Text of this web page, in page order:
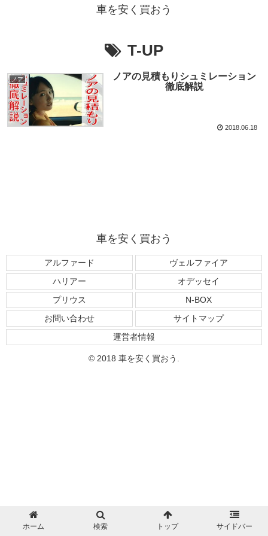
車を安く買おう
T-UP
ノア
ノアの見積もりシュミレーション
徹底解説
2018.06.18
車を安く買おう
アルファード
ヴェルファイア
ハリアー
オデッセイ
プリウス
N-BOX
お問い合わせ
サイトマップ
運営者情報
© 2018 車を安く買おう.
ホーム 検索 トップ サイドバー